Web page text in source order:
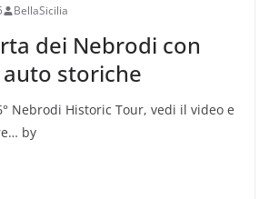
BellaSicilia
dei Nebrodi con
storiche
Nebrodi Historic Tour, vedi il video e
by